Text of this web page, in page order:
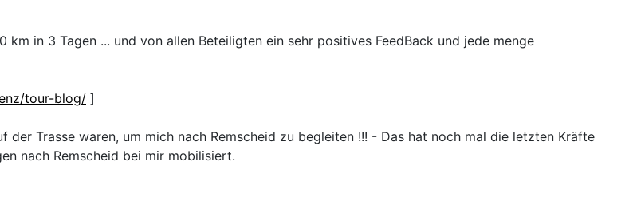
km in 3 Tagen ... und von allen Beteiligten ein sehr positives FeedBack und jede menge
tour-blog/ ]
der Trasse waren, um mich nach Remscheid zu begleiten !!! - Das hat noch mal die letzten Kräfte
nach Remscheid bei mir mobilisiert.